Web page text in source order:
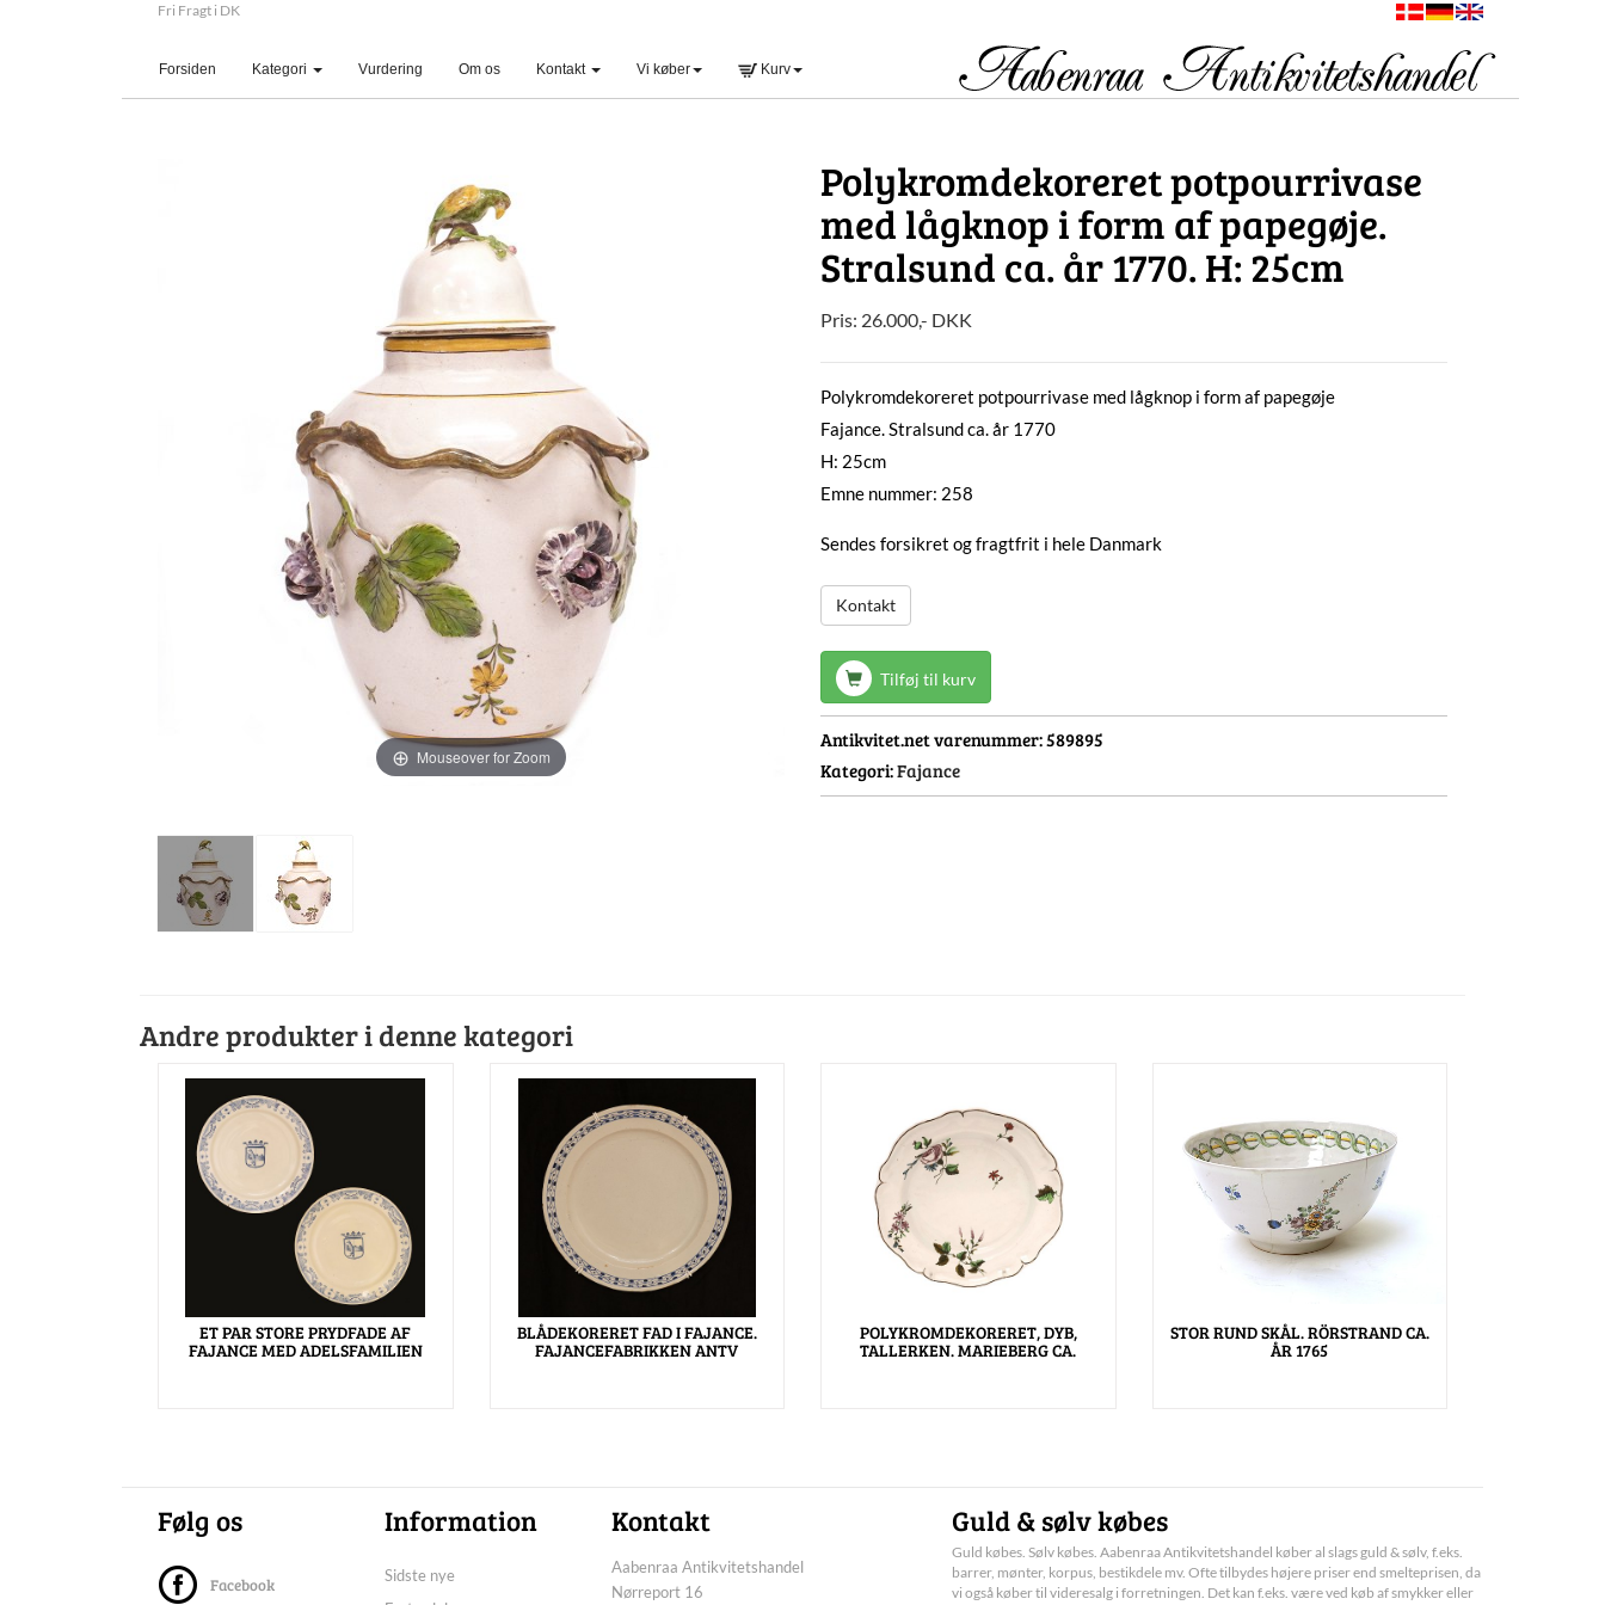
Fri Fragt i DK
Forsiden (current)Kategori Vurdering Om os Kontakt Vi køber Kurv
Mouseover for Zoom
Polykromdekoreret potpourrivase
med lågknop i form af papegøje.
Stralsund ca. år 1770. H: 25cm
Pris: 26.000,- DKK
Polykromdekoreret potpourrivase med lågknop i form af papegøje
Fajance. Stralsund ca. år 1770
H: 25cm
Emne nummer: 258
Sendes forsikret og fragtfrit i hele Danmark
Kontakt
Tilføj til kurv
Antikvitet.net varenummer:589895
Kategori:Fajance
Andre produkter i denne kategori
ET PAR STORE PRYDFADE AF
FAJANCE MED ADELSFAMILIEN
BLÅDEKORERET FAD I FAJANCE.
FAJANCEFABRIKKEN ANTV
POLYKROMDEKORERET, DYB,
TALLERKEN. MARIEBERG CA.
STOR RUND SKÅL. RÖRSTRAND CA.
ÅR 1765
Følg os
Facebook
Information
Sidste nye
Kontakt
Aabenraa Antikvitetshandel
Nørreport 16
Guld & sølv købes
Guld købes. Sølv købes. Aabenraa Antikvitetshandel køber al slags guld & sølv, f.eks.
barrer, mønter, korpus, bestikdele mv. Ofte tilbydes højere priser end smelteprisen, da
vi også køber til videresalg i forretningen. Det kan f.eks. være ved køb af smykker eller